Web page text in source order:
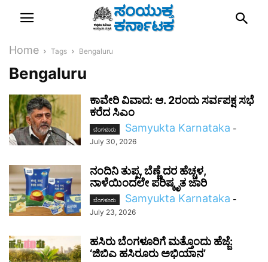
Home Tags Bengaluru
Bengaluru
ಕಾವೇರಿ ವಿವಾದ: ಆ. 2ರಂದು ಸರ್ವಪಕ್ಷ ಸಭೆ
ಕರೆದ ಸಿಎಂ
ಬೆಂಗಳೂರು Samyukta Karnataka -
July 30, 2026
ನಂದಿನಿ ತುಪ್ಪ, ಬೆಣ್ಣೆ ದರ ಹೆಚ್ಚಳ,
ನಾಳೆಯಿಂದಲೇ ಪರಿಷ್ಕೃತ ಜಾರಿ
ಬೆಂಗಳೂರು Samyukta Karnataka -
July 23, 2026
ಹಸಿರು ಬೆಂಗಳೂರಿಗೆ ಮತ್ತೊಂದು ಹೆಜ್ಜೆ:
‘ಜಿಬಿಎ ಹಸಿರೂರು ಅಭಿಯಾನ’